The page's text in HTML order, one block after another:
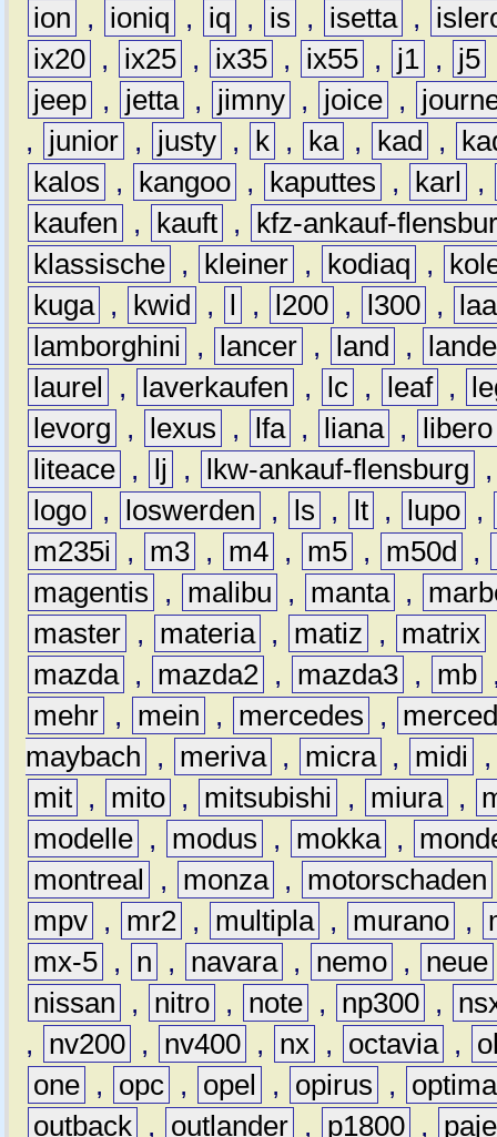
ion
, ioniq , iq , is , isetta ,
ix20 , ix25 , ix35 , ix55 , j1 , j5
jeep , jetta , jimny , joice ,
,
junior , justy , k , ka , kad ,
kalos
, kangoo , kaputtes , karl
,
kaufen
, kauft ,
kfz-ankauf-
klassische , kleiner , kodiaq ,
kuga , kwid , l , l200 , l300 ,
lamborghini
, lancer , land ,
laurel
, laverkaufen , lc , leaf ,
levorg
, lexus , lfa , liana ,
libero
liteace , lj , lkw-ankauf-flensburg
logo , loswerden , ls , lt , lupo ,
m235i
, m3 , m4 , m5 , m50d ,
magentis
, malibu , manta ,
master , materia , matiz , matrix
mazda , mazda2 , mazda3 , mb
mehr , mein , mercedes ,
maybach
, meriva , micra , midi
mit , mito , mitsubishi , miura ,
modelle , modus , mokka ,
montreal
, monza , motorschaden
mpv , mr2 , multipla , murano ,
mx-5 , n , navara , nemo , neue
nissan
, nitro , note , np300 ,
,
nv200 , nv400 , nx , octavia ,
one , opc , opel , opirus ,
optima
outback , outlander , p1800 ,